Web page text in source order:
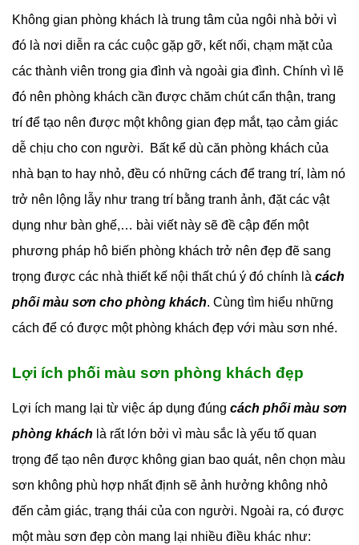
Không gian phòng khách là trung tâm của ngôi nhà bởi vì
đó là nơi diễn ra các cuộc gặp gỡ, kết nối, chạm mặt của
các thành viên trong gia đình và ngoài gia đình. Chính vì lẽ
đó nên phòng khách cần được chăm chút cẩn thận, trang
trí để tạo nên được một không gian đẹp mắt, tạo cảm giác
dễ chịu cho con người. Bất kể dù căn phòng khách của
nhà bạn to hay nhỏ, đều có những cách để trang trí, làm nó
trở nên lộng lẫy như trang trí bằng tranh ảnh, đặt các vật
dụng như bàn ghế,… bài viết này sẽ đề cập đến một
phương pháp hô biến phòng khách trở nên đẹp đẽ sang
trọng được các nhà thiết kế nội thất chú ý đó chính là cách
phối màu sơn cho phòng khách. Cùng tìm hiểu những
cách để có được một phòng khách đẹp với màu sơn nhé.
Lợi ích phối màu sơn phòng khách đẹp
Lợi ích mang lại từ việc áp dụng đúng cách phối màu sơn
phòng khách là rất lớn bởi vì màu sắc là yếu tố quan
trọng để tạo nên được không gian bao quát, nên chọn màu
sơn không phù hợp nhất định sẽ ảnh hưởng không nhỏ
đến cảm giác, trạng thái của con người. Ngoài ra, có được
một màu sơn đẹp còn mang lại nhiều điều khác như: